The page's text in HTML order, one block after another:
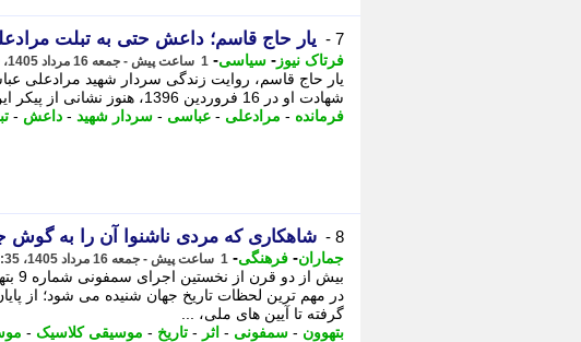
7 - یار حاج قاسم؛ داعش حتی به تبلت
فرتاک نیوز - سیاسی- 1 ساعت پیش - جمعه 16 مرداد 1405، 10:50
شهادت او در 16 فروردین 1396، هنوز نشانی از پیکر این فرمانده به وطن نرسیده و خانواده ...
فرمانده - مرادعلی - عباسی - سردار شهید - داعش -
8 - شاهکاری که مردی ناشنوا آن را به
جماران- فرهنگی- 1 ساعت پیش - جمعه 16 مرداد 1405، 10:35
بیش
در مهم ترین لحظات تاریخ جهان شنیده می شود؛ از
گرفته تا آیین های ملی، ...
بتهوون - سمفونی - اثر - تاریخ - موسیقی کلاسیک -